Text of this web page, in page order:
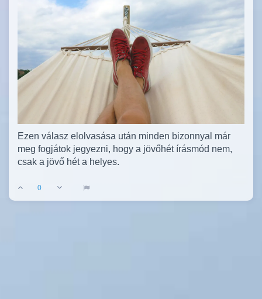
Ezen válasz elolvasása után minden bizonnyal már
meg fogjátok jegyezni, hogy a jövőhét írásmód nem,
csak a jövő hét a helyes.
0